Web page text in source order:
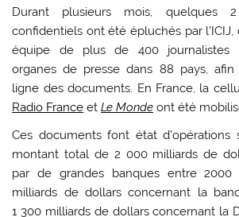
Durant plusieurs mois, quelques
confidentiels ont été épluchés par
équipe de plus de 400 journalistes
organes de presse dans 88 pays, afin
ligne des documents. En France, la
Radio France etLe Monde ont été
Ces documents font état d’opérations
montant total de 2 000 milliards de
par de grandes banques entre 2000
milliards de dollars concernant la
1 300 milliards de dollars concernant la